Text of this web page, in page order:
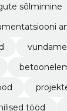
sõlmimine
tööd